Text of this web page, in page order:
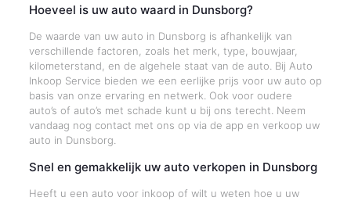
Hoeveel is uw auto waard in Dunsborg?
De waarde van uw auto in Dunsborg is afhankelijk van
verschillende factoren, zoals het merk, type, bouwjaar,
kilometerstand, en de algehele staat van de auto. Bij Auto
Inkoop Service bieden we een eerlijke prijs voor uw auto op
basis van onze ervaring en netwerk. Ook voor oudere
auto’s of auto’s met schade kunt u bij ons terecht. Neem
vandaag nog contact met ons op via de app en verkoop uw
auto in Dunsborg.
Snel en gemakkelijk uw auto verkopen in Dunsborg
Heeft u een auto voor inkoop of wilt u weten hoe u uw